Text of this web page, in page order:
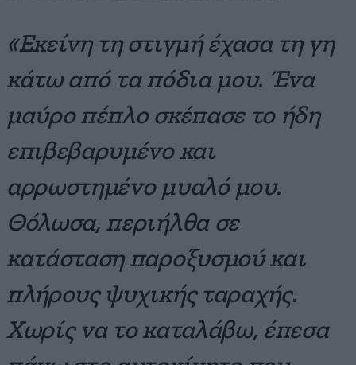
«Εκείνη τη στιγμή έχασα τη γη
κάτω από τα πόδια μου. Ένα
μαύρο πέπλο σκέπασε το ήδη
επιβεβαρυμένο και
αρρωστημένο μυαλό μου.
Θόλωσα, περιήλθα σε
κατάσταση παροξυσμού και
πλήρους ψυχικής ταραχής.
Χωρίς να το καταλάβω, έπεσα